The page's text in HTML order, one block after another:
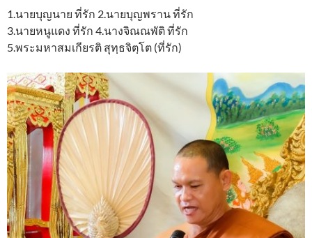
1.นายบุญนาย ที่รัก 2.นายบุญพราน ที่รัก
3.นายหนูแดง ที่รัก 4.นางจิณณพัติ ที่รัก
5.พระมหาสมเกียรติ สุทฺธจิตฺโต (ที่รัก)